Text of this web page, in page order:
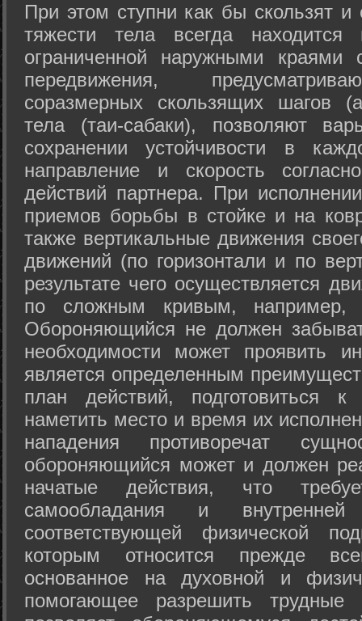
При этом ступни как бы скользят
тяжести тела всегда
ограниченной наружными краями
передвижения,
соразмерных скользящих шагов
тела (таи-сабаки), позволяют
сохранении устойчивости в
направление и скорость
действий партнера. При
приемов борьбы в стойке и на
также вертикальные движения
движений (по горизонтали и по
результате чего осуществляется
по сложным кривым, например,
Обороняющийся не должен
необходимости может проявить
является определенным
план действий, подготовиться
наметить место и время их
нападения противоречат
обороняющийся может и должен
начатые действия, что
самообладания и
соответствующей физической
которым относится прежде
основанное на духовной и
помогающее разрешить